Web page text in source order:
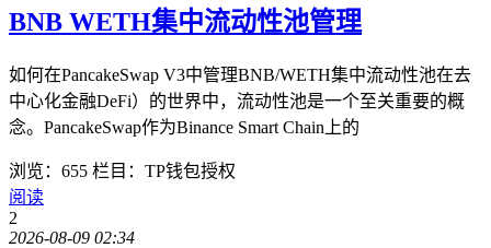
BNB WETH集中流动性池管理
如何在PancakeSwap V3中管理BNB/WETH集中流动性池在去
中心化金融DeFi）的世界中，流动性池是一个至关重要的概
念。PancakeSwap作为Binance Smart Chain上的
浏览：655 栏目：TP钱包授权
阅读
2
2026-08-09 02:34